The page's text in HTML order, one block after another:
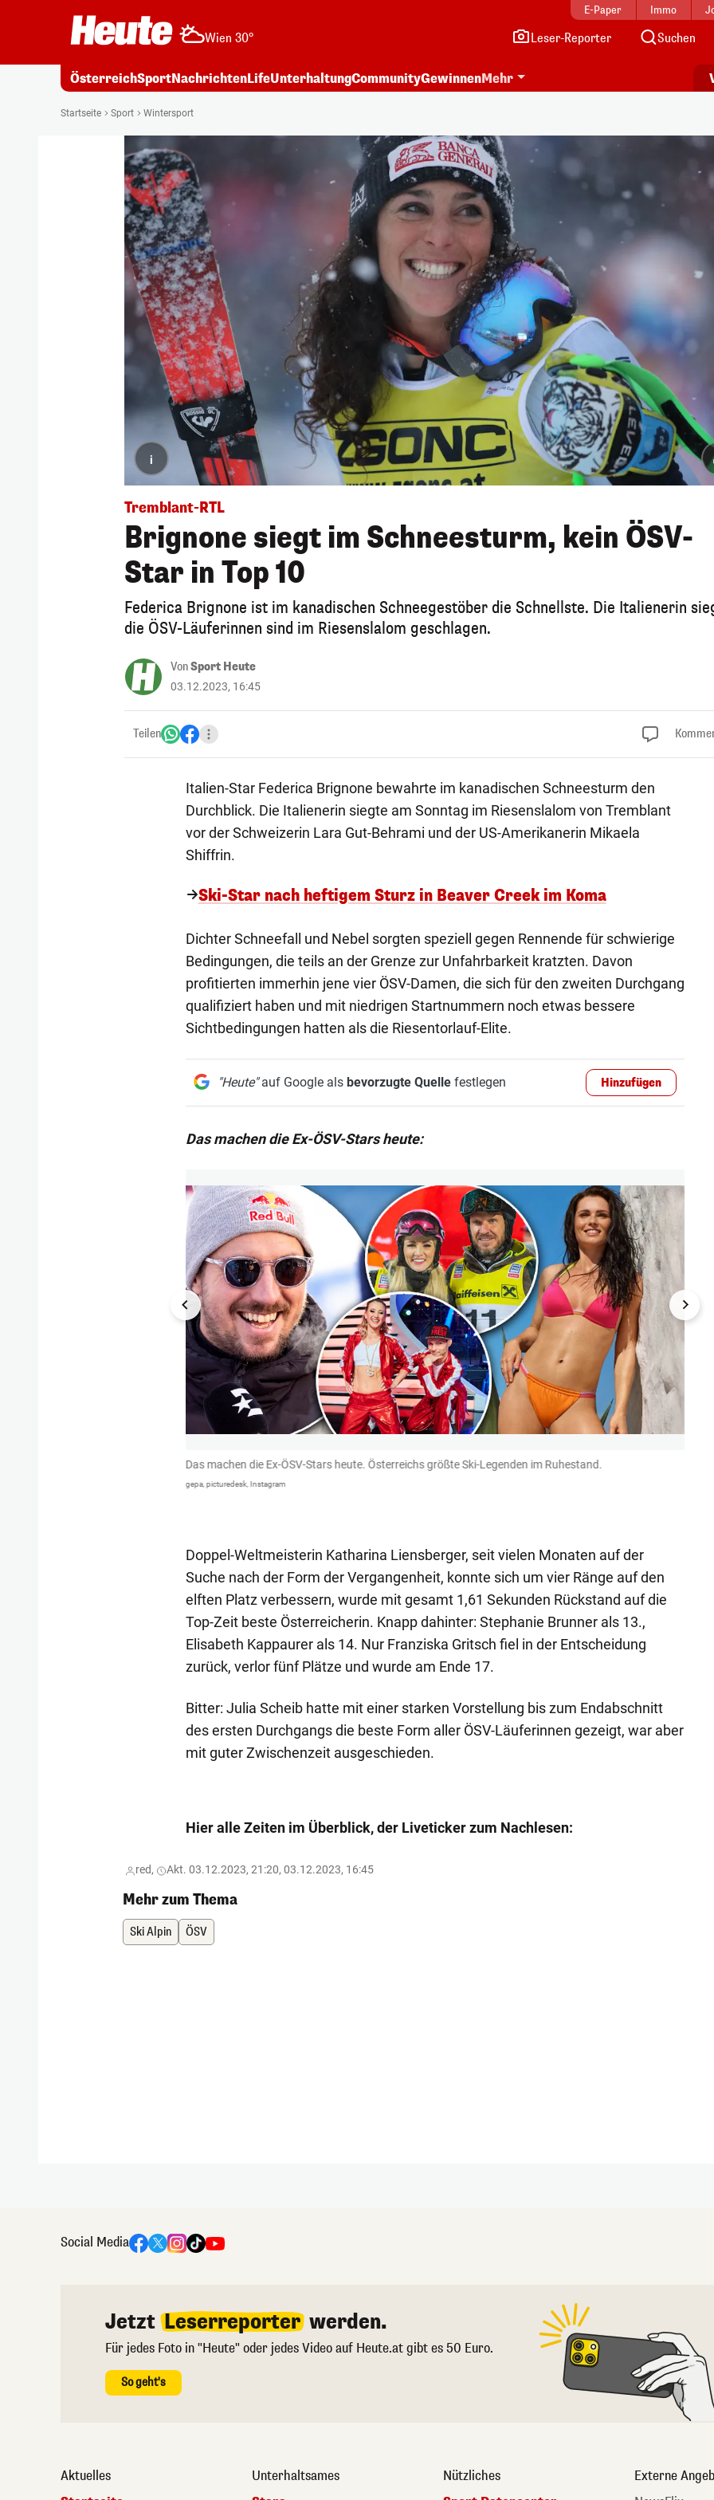
E-Paper Immo
Wien 30° Leser-Reporter Suchen
ÖsterreichSportNachrichtenLifeUnterhaltungCommunityGewinnenMehr
Startseite Sport Wintersport
i
Tremblant-RTL
Brignone siegt im Schneesturm, kein ÖSV-
Star in Top 10
Federica Brignone ist im kanadischen Schneegestöber die Schnellste. Die Italienerin
die ÖSV-Läuferinnen sind im Riesenslalom geschlagen.
VonSport Heute
03.12.2023, 16:45
Teilen
Italien-Star Federica Brignone bewahrte im kanadischen Schneesturm den
Durchblick. Die Italienerin siegte am Sonntag im Riesenslalom von Tremblant
vor der Schweizerin Lara Gut-Behrami und der US-Amerikanerin Mikaela
Shiffrin.
Ski-Star nach heftigem Sturz in Beaver Creek im Koma
Dichter Schneefall und Nebel sorgten speziell gegen Rennende für schwierige
Bedingungen, die teils an der Grenze zur Unfahrbarkeit kratzten. Davon
profitierten immerhin jene vier ÖSV-Damen, die sich für den zweiten Durchgang
qualifiziert haben und mit niedrigen Startnummern noch etwas bessere
Sichtbedingungen hatten als die Riesentorlauf-Elite.
"Heute"auf Google als bevorzugte Quellefestlegen Hinzufügen
Das machen die Ex-ÖSV-Stars heute:
1/24
Das machen die Ex-ÖSV-Stars heute. Österreichs größte Ski-Legenden im Ruhestand.
gepa, picturedesk, Instagram
Doppel-Weltmeisterin Katharina Liensberger, seit vielen Monaten auf der
Suche nach der Form der Vergangenheit, konnte sich um vier Ränge auf den
elften Platz verbessern, wurde mit gesamt 1,61 Sekunden Rückstand auf die
Top-Zeit beste Österreicherin. Knapp dahinter: Stephanie Brunner als 13.,
Elisabeth Kappaurer als 14. Nur Franziska Gritsch fiel in der Entscheidung
zurück, verlor fünf Plätze und wurde am Ende 17.
Bitter: Julia Scheib hatte mit einer starken Vorstellung bis zum Endabschnitt
des ersten Durchgangs die beste Form aller ÖSV-Läuferinnen gezeigt, war aber
mit guter Zwischenzeit ausgeschieden.
Hier alle Zeiten im Überblick, der Liveticker zum Nachlesen:
red, Akt. 03.12.2023, 21:20, 03.12.2023, 16:45
Mehr zum Thema
Ski Alpin ÖSV
Social Media
Jetzt Leserreporter werden.
Für jedes Foto in "Heute" oder jedes Video auf Heute.at gibt es 50 Euro.
So geht's
Aktuelles
Unterhaltsames
Nützliches
Externe